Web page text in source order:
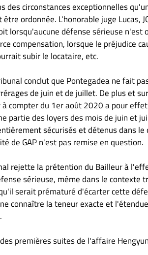
des circonstances exceptionnelles
ordonnée. L'honorable juge Lucas,
lorsqu'aucune défense sérieuse
compensation, lorsque le préjudice
subir le locataire, etc.
conclut que Pontegadea ne fait
de juin et de juillet. De plus et
compter du 1er août 2020 a pour
partie des loyers des mois de juin et
sécurisés et détenus dans le
de GAP n'est pas remise en question.
rejette la prétention du Bailleur à
sérieuse, même dans le contexte
serait prématuré d'écarter cette
connaître la teneur exacte et
premières suites de l'affaire